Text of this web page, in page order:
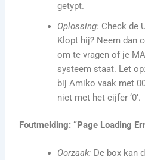
getypt.
Oplossing: Check de
Klopt hij? Neem dan
om te vragen of je
systeem staat. Let
bij Amiko vaak met
niet met het cijfer ‘0’.
Foutmelding: “Page Loading
Oorzaak: De box kan